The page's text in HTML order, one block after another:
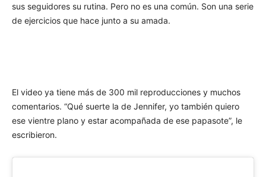
sus seguidores su rutina. Pero no es una común. Son una serie
de ejercicios que hace junto a su amada.
El video ya tiene más de 300 mil reproducciones y muchos
comentarios. “Qué suerte la de Jennifer, yo también quiero
ese vientre plano y estar acompañada de ese papasote”, le
escribieron.